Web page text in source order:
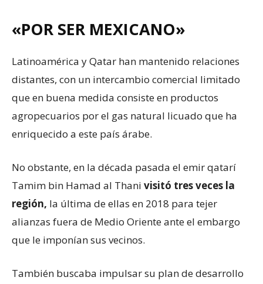
«POR SER MEXICANO»
Latinoamérica y Qatar han mantenido relaciones
distantes, con un intercambio comercial limitado
que en buena medida consiste en productos
agropecuarios por el gas natural licuado que ha
enriquecido a este país árabe.
No obstante, en la década pasada el emir qatarí
Tamim bin Hamad al Thani visitó tres veces la
región, la última de ellas en 2018 para tejer
alianzas fuera de Medio Oriente ante el embargo
que le imponían sus vecinos.
También buscaba impulsar su plan de desarrollo